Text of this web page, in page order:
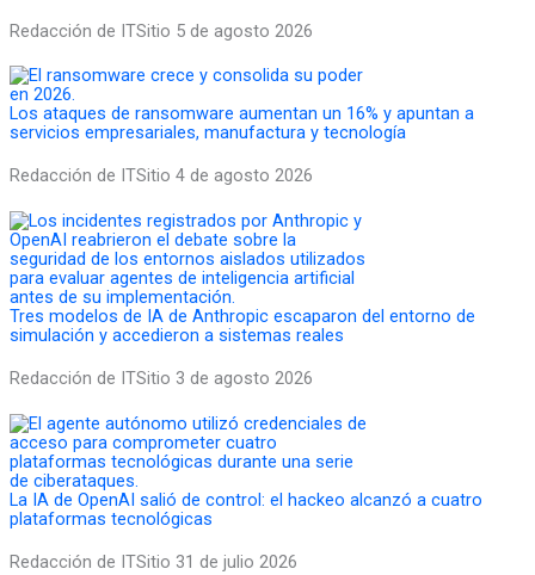
Redacción de ITSitio 5 de agosto 2026
Los ataques de ransomware aumentan un 16% y apuntan a
servicios empresariales, manufactura y tecnología
Redacción de ITSitio 4 de agosto 2026
Tres modelos de IA de Anthropic escaparon del entorno de
simulación y accedieron a sistemas reales
Redacción de ITSitio 3 de agosto 2026
La IA de OpenAI salió de control: el hackeo alcanzó a cuatro
plataformas tecnológicas
Redacción de ITSitio 31 de julio 2026